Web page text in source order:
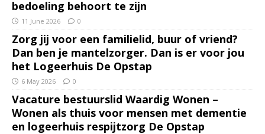
bedoeling behoort te zijn
11 June 2026 0
Zorg jij voor een familielid, buur of vriend?
Dan ben je mantelzorger. Dan is er voor jou
het Logeerhuis De Opstap
6 May 2026 0
Vacature bestuurslid Waardig Wonen –
Wonen als thuis voor mensen met dementie
en logeerhuis respijtzorg De Opstap